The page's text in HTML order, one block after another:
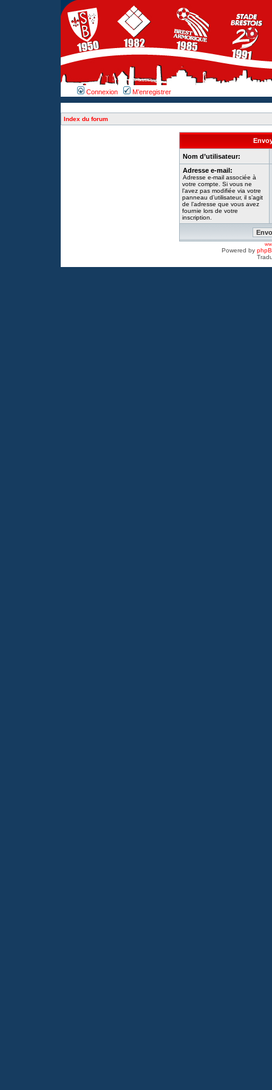
Connexion M’enregistrer
Index du forum
Nom d’utilisateur:
Adresse e-mail:
Adresse e-mail associée à
votre compte. Si vous ne
l’avez pas modifiée via votre
panneau d’utilisateur, il s’agit
de l’adresse que vous avez
fournie lors de votre
inscription.
Powered by